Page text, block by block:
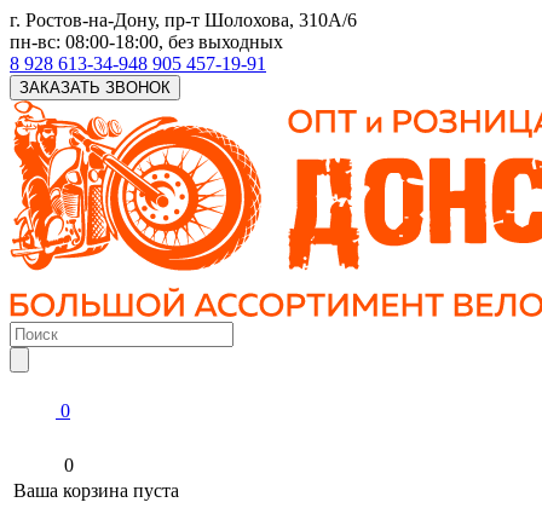
г. Ростов-на-Дону, пр-т Шолохова, 310А/6
пн-вс: 08:00-18:00, без выходных
8 928 613-34-948 905 457-19-91
ЗАКАЗАТЬ ЗВОНОК
0
0
Ваша корзина пуста